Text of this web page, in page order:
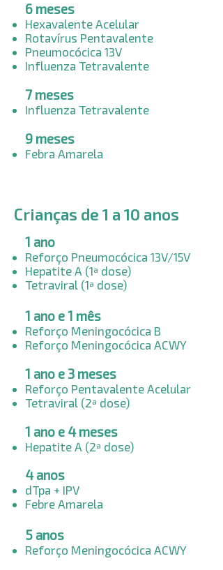
6 meses​
Hexavalente Acelular
Rotavírus Pentavalente
Pneumocócica 13V
Influenza Tetravalente
7 meses​
Influenza Tetravalente
9 meses​
Febra Amarela
Crianças de 1 a 10 anos
1 ano
Reforço Pneumocócica 13V/15V
Hepatite A (1ª dose)
Tetraviral (1ª dose)
1 ano e 1 mês
Reforço Meningocócica B
Reforço Meningocócica ACWY
1 ano e 3 meses​
Reforço Pentavalente Acelular
Tetraviral (2ª dose)
1 ano e 4 meses​
Hepatite A (2ª dose)
4 anos
dTpa + IPV
Febre Amarela
5 anos
Reforço Meningocócica ACWY